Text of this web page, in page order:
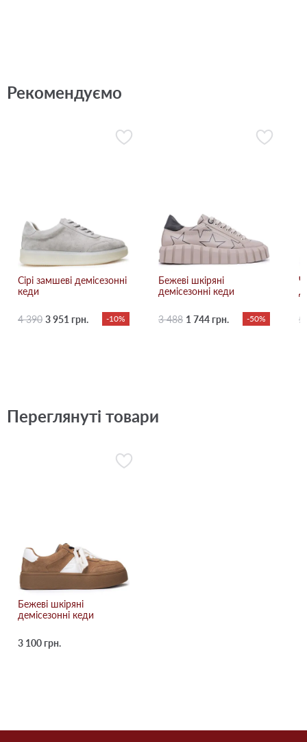
Рекомендуємо
Сірі замшеві демісезонні
кеди
4 390 3 951 грн. -10%
Бежевi шкіряні
демісезонні кеди
3 488 1 744 грн. -50% 5
Переглянуті товари
Бежевi шкіряні
демісезонні кеди
3 100 грн.